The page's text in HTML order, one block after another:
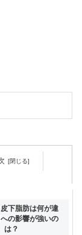
テるための小顔マ
ッズを紹介します
下脂肪は何が違
の影響が強いの
は？